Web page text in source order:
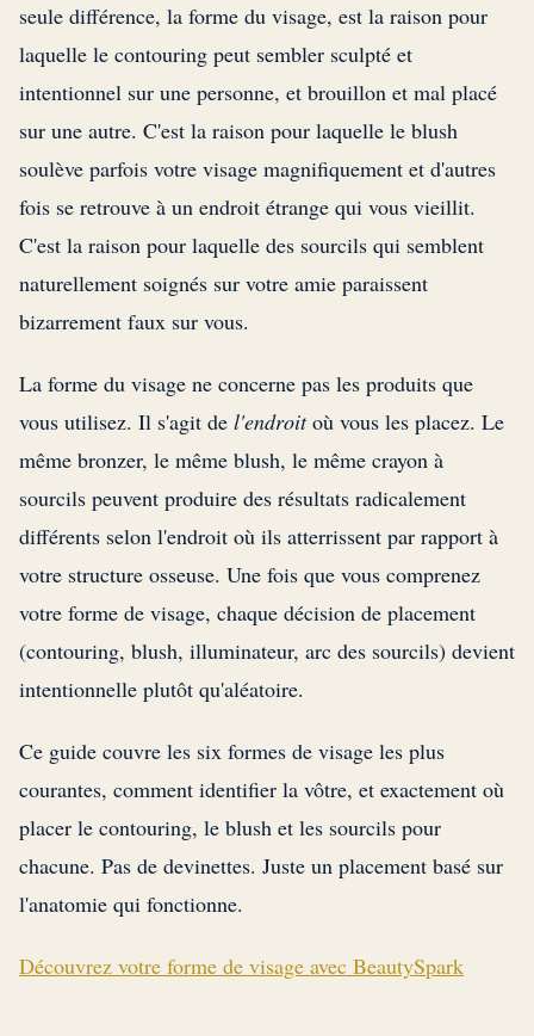
seule différence, la forme du visage, est la raison pour
laquelle le contouring peut sembler sculpté et
intentionnel sur une personne, et brouillon et mal placé
sur une autre. C'est la raison pour laquelle le blush
soulève parfois votre visage magnifiquement et d'autres
fois se retrouve à un endroit étrange qui vous vieillit.
C'est la raison pour laquelle des sourcils qui semblent
naturellement soignés sur votre amie paraissent
bizarrement faux sur vous.
La forme du visage ne concerne pas les produits que
vous utilisez. Il s'agit de l'endroitoù vous les placez. Le
même bronzer, le même blush, le même crayon à
sourcils peuvent produire des résultats radicalement
différents selon l'endroit où ils atterrissent par rapport à
votre structure osseuse. Une fois que vous comprenez
votre forme de visage, chaque décision de placement
(contouring, blush, illuminateur, arc des sourcils) devient
intentionnelle plutôt qu'aléatoire.
Ce guide couvre les six formes de visage les plus
courantes, comment identifier la vôtre, et exactement où
placer le contouring, le blush et les sourcils pour
chacune. Pas de devinettes. Juste un placement basé sur
l'anatomie qui fonctionne.
Découvrez votre forme de visage avec BeautySpark